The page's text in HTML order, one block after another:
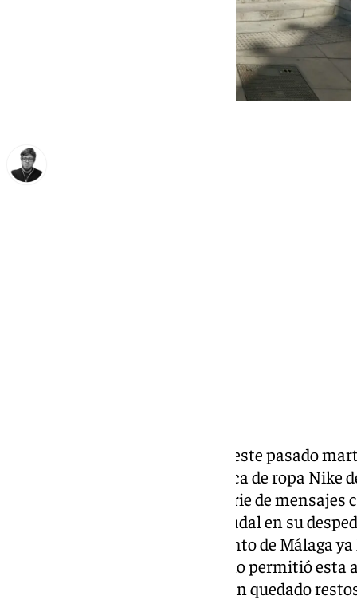
sufrió este pasado
‘vandalismo comercial’. La marca de ropa
autorización municipal, una serie de mensajes
homenajear la figura de Rafa Nadal en su
Martín Carpena. El Ayuntamiento de Málaga
pertinente tras confirmar que no permitió esta
retirada de los vinilos. Eso sí, han quedado